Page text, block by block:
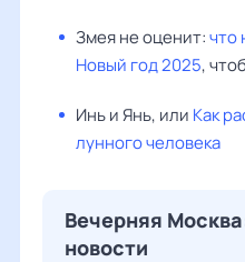
Змея не оценит:что
Новый год 2025,
Инь и Янь, или Как
лунного человека
Вечерняя
новости